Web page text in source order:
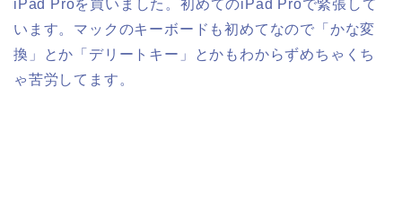
iPad Proを買いました。初めてのiPad Proで緊張して
います。マックのキーボードも初めてなので「かな変
換」とか「デリートキー」とかもわからずめちゃくち
ゃ苦労してます。